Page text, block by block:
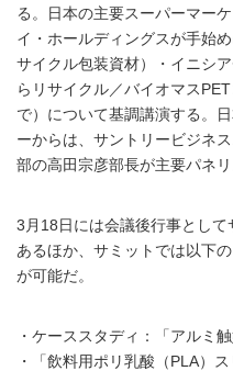
る。日本の主要スーパーマー
イ・ホールディングスが手始
サイクル包装資材）・イニシ
らリサイクル／バイオマス
で）について基調講演する。
ーからは、サントリービジネ
部の高田宗彦部長が主要パネリ
3月18日には会議後行事とし
あるほか、サミットでは以下
が可能だ。
・ケーススタディ：「アルミ
・「飲料用ポリ乳酸（PLA）